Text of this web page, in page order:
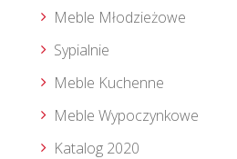
Meble Młodzieżowe
Sypialnie
Meble Kuchenne
Meble Wypoczynkowe
Katalog 2020